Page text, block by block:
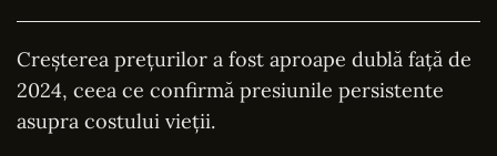
Creșterea prețurilor a fost aproape dublă față de
2024, ceea ce confirmă presiunile persistente
asupra costului vieții.